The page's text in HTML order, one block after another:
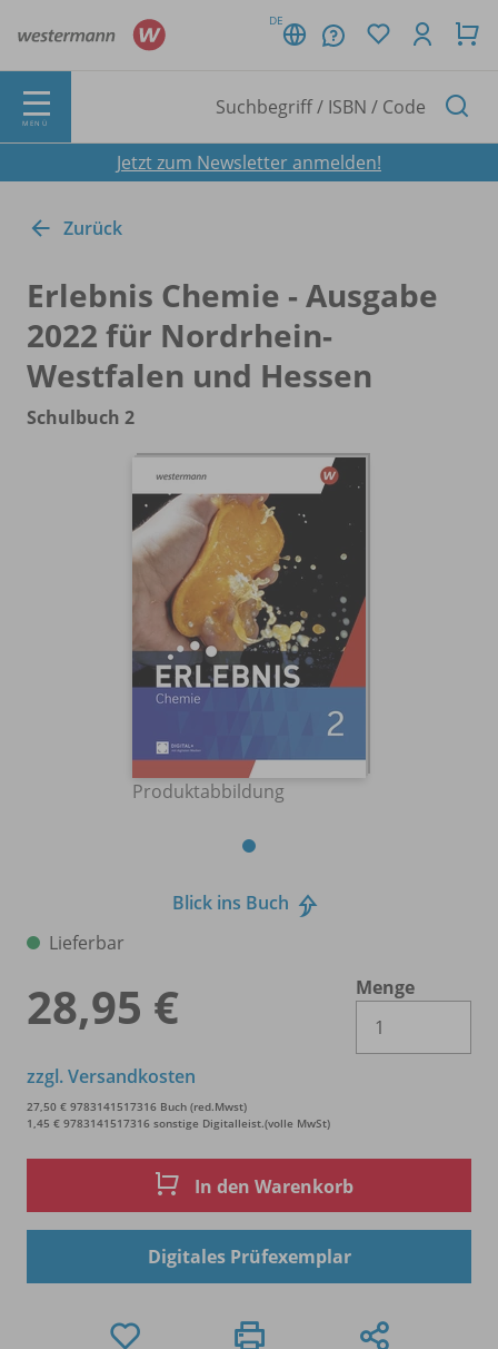
DE
MENÜ
Jetzt zum Newsletter anmelden!
Zurück
Erlebnis Chemie - Ausgabe
2022 für Nordrhein-
Westfalen und Hessen
Schulbuch 2
Produktabbildung
Blick ins Buch
Lieferbar
28,95 €
Menge
zzgl. Versandkosten
27,50 € 9783141517316 Buch (red.Mwst)
1,45 € 9783141517316 sonstige Digitalleist.(volle MwSt)
In den Warenkorb
Digitales Prüfexemplar